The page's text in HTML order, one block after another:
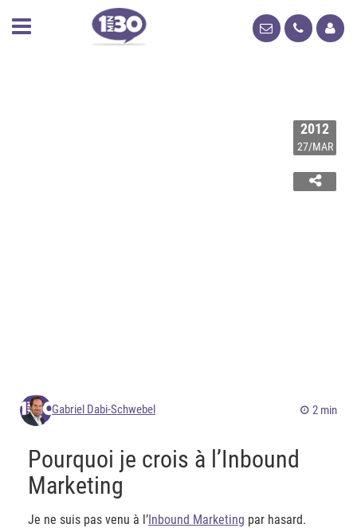
2012
27/MAR
Gabriel Dabi-Schwebel 2 min
Pourquoi je crois à l’Inbound
Marketing
Je ne suis pas venu à l’Inbound Marketing par hasard.